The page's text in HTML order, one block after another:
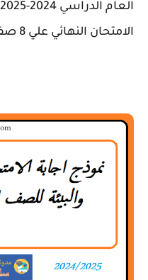
الامتحان النهائي علي 8 صفحة شاملة.